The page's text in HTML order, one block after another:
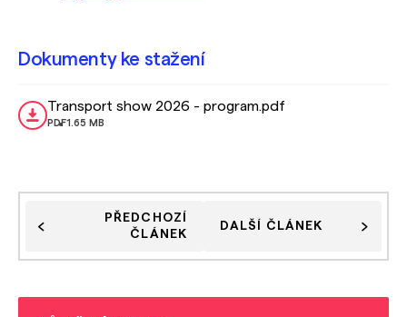
Dokumenty ke stažení
Transport show 2026 - program.pdf
PDF1.65 MB
PŘEDCHOZÍ
ČLÁNEK
DALŠÍ ČLÁNEK